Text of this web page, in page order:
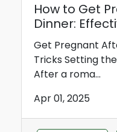
How to Get
Dinner:
Get Pregnant
Tricks Setting
After a roma...
Apr 01, 2025